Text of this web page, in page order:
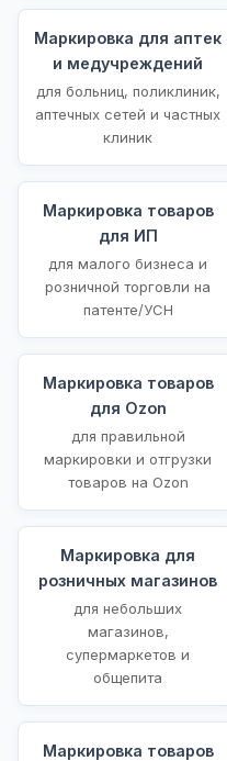
Маркировка для аптек
и медучреждений
для больниц, поликлиник,
аптечных сетей и частных
клиник
Маркировка товаров
для ИП
для малого бизнеса и
розничной торговли на
патенте/УСН
Маркировка товаров
для Ozon
для правильной
маркировки и отгрузки
товаров на Ozon
Маркировка для
розничных магазинов
для небольших
магазинов,
супермаркетов и
общепита
Маркировка товаров